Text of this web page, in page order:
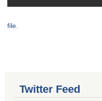
file.
Twitter Feed